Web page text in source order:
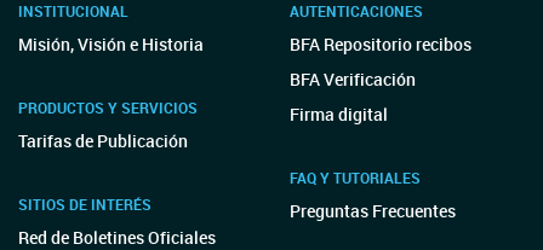
INSTITUCIONAL
Misión, Visión e Historia
PRODUCTOS Y SERVICIOS
Tarifas de Publicación
SITIOS DE INTERÉS
Red de Boletines Oficiales
AUTENTICACIONES
BFA Repositorio recibos
BFA Verificación
Firma digital
FAQ Y TUTORIALES
Preguntas Frecuentes